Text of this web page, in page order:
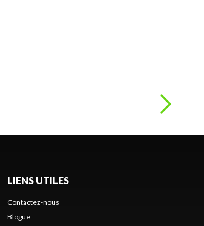
LIENS UTILES
Contactez-nous
Blogue